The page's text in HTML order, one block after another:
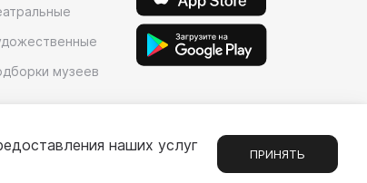
музеев
наших услуг
ПРИНЯТЬ